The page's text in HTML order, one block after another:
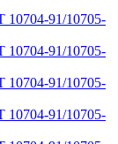
91/10705-
91/10705-
91/10705-
91/10705-